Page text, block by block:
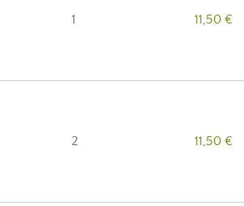
1 11,50 €
2 11,50 €